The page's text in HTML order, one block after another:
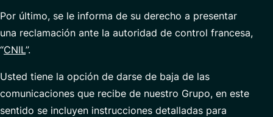
Por último, se le informa de su derecho a presentar
una reclamación ante la autoridad de control francesa,
“CNIL”.
Usted tiene la opción de darse de baja de las
comunicaciones que recibe de nuestro Grupo, en este
sentido se incluyen instrucciones detalladas para